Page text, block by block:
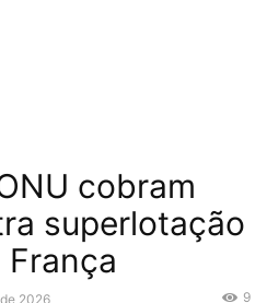
cobram
superlotação
2026 9